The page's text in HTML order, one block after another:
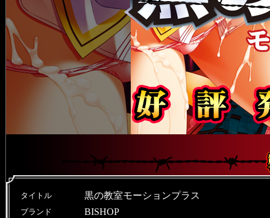
タイトル 黒の教室モーションプラス
ブランド BISHOP